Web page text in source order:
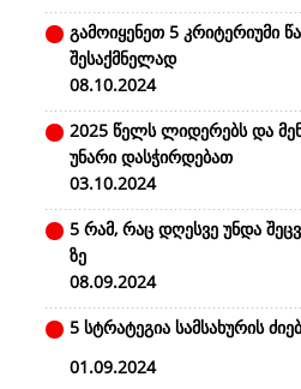
გამოიყენეთ 5 კრიტერიუმი
შესაქმნელად
08.10.2024
2025 წელს ლიდერებს და
უნარი დასჭირდებათ
03.10.2024
5 რამ, რაც დღესვე უნდა
ზე
08.09.2024
5 სტრატეგია სამსახურის
01.09.2024